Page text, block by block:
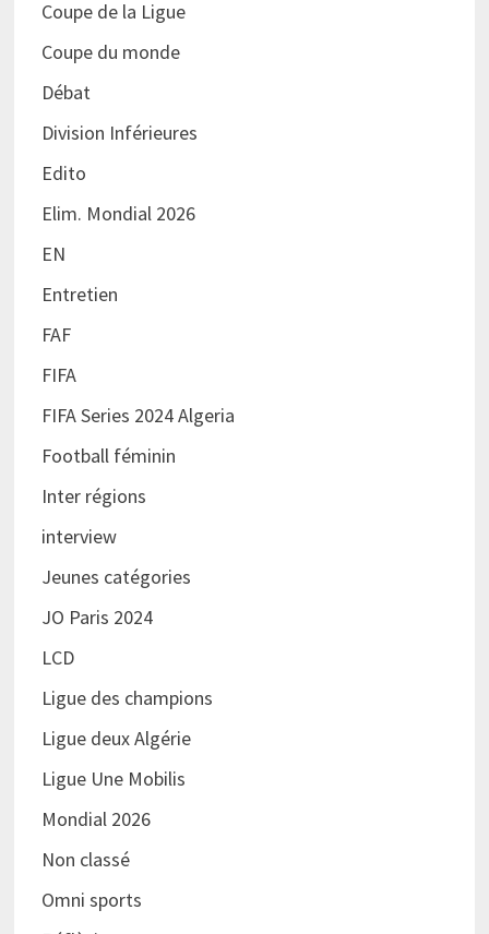
Coupe de la Ligue
Coupe du monde
Débat
Division Inférieures
Edito
Elim. Mondial 2026
EN
Entretien
FAF
FIFA
FIFA Series 2024 Algeria
Football féminin
Inter régions
interview
Jeunes catégories
JO Paris 2024
LCD
Ligue des champions
Ligue deux Algérie
Ligue Une Mobilis
Mondial 2026
Non classé
Omni sports